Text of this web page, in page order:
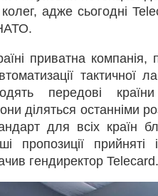
адже сьогодні
приватна компанія,
тактичної
передові
діляться останніми
для всіх країн
пропозиції
гендиректор Telecard.